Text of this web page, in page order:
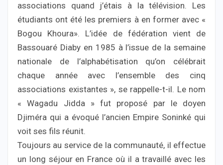
associations quand j’étais à la télévision. Les
étudiants ont été les premiers à en former avec «
Bogou Khoura». L’idée de fédération vient de
Bassouaré Diaby en 1985 à l’issue de la semaine
nationale de l’alphabétisation qu’on célébrait
chaque année avec l’ensemble des cinq
associations existantes », se rappelle-t-il. Le nom
« Wagadu Jidda » fut proposé par le doyen
Djiméra qui a évoqué l’ancien Empire Soninké qui
voit ses fils réunit.
Toujours au service de la communauté, il effectue
un long séjour en France où il a travaillé avec les